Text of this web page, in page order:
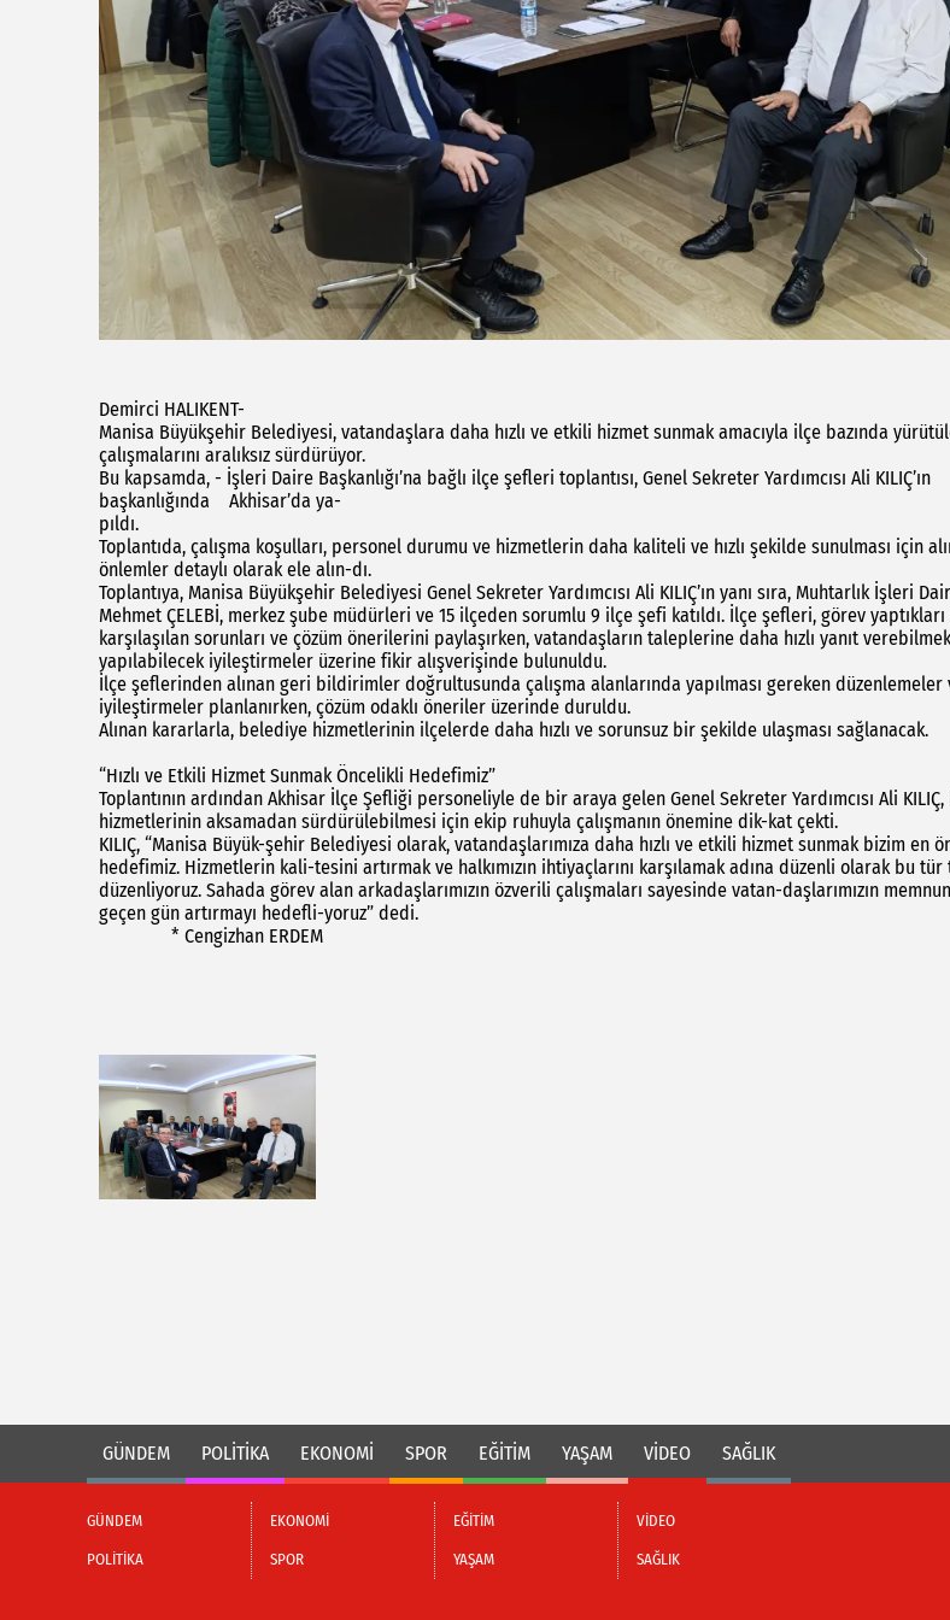
Demirci HALIKENT-
Manisa Büyükşehir Belediyesi, vatandaşlara daha hızlı ve etkili hizmet sunmak amacıyla ilçe bazında
çalışmalarını aralıksız sürdürüyor.
Bu kapsamda, - İşleri Daire Başkanlığı’na bağlı ilçe şefleri toplantısı, Genel Sekreter Yardımcısı Ali KILIÇ’ın
başkanlığında Akhisar’da ya-
pıldı.
Toplantıda, çalışma koşulları, personel durumu ve hizmetlerin daha kaliteli ve hızlı şekilde sunulması için
önlemler detaylı olarak ele alın-dı.
Toplantıya, Manisa Büyükşehir Belediyesi Genel Sekreter Yardımcısı Ali KILIÇ’ın yanı sıra, Muhtarlık İşleri
Mehmet ÇELEBİ, merkez şube müdürleri ve 15 ilçeden sorumlu 9 ilçe şefi katıldı. İlçe şefleri, görev
karşılaşılan sorunları ve çözüm önerilerini paylaşırken, vatandaşların taleplerine daha hızlı yanıt
yapılabilecek iyileştirmeler üzerine fikir alışverişinde bulunuldu.
İlçe şeflerinden alınan geri bildirimler doğrultusunda çalışma alanlarında yapılması gereken düzenlemeler
iyileştirmeler planlanırken, çözüm odaklı öneriler üzerinde duruldu.
Alınan kararlarla, belediye hizmetlerinin ilçelerde daha hızlı ve sorunsuz bir şekilde ulaşması sağlanacak.
“Hızlı ve Etkili Hizmet Sunmak Öncelikli Hedefimiz”
Toplantının ardından Akhisar İlçe Şefliği personeliyle de bir araya gelen Genel Sekreter Yardımcısı Ali
hizmetlerinin aksamadan sürdürülebilmesi için ekip ruhuyla çalışmanın önemine dik-kat çekti.
KILIÇ, “Manisa Büyük-şehir Belediyesi olarak, vatandaşlarımıza daha hızlı ve etkili hizmet sunmak bizim en
hedefimiz. Hizmetlerin kali-tesini artırmak ve halkımızın ihtiyaçlarını karşılamak adına düzenli olarak bu
düzenliyoruz. Sahada görev alan arkadaşlarımızın özverili çalışmaları sayesinde vatan-daşlarımızın
geçen gün artırmayı hedefli-yoruz” dedi.
* Cengizhan ERDEM
GÜNDEM POLİTİKA EKONOMİ SPOR EĞİTİM YAŞAM VİDEO SAĞLIK
GÜNDEM
POLİTİKA
EKONOMİ
SPOR
EĞİTİM
YAŞAM
VİDEO
SAĞLIK